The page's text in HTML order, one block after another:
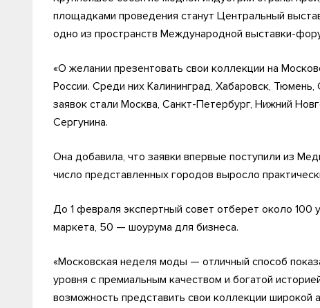
площадками проведения станут Центральный
одно из пространств Международной выставки-
«О желании презентовать свои коллекции на
России. Среди них Калининград, Хабаровск,
заявок стали Москва, Санкт-Петербург, Нижний
Сергунина.
Она добавила, что заявки впервые поступили из
число представленных городов выросло
До 1 февраля экспертный совет отберет около
маркета, 50 — шоурума для бизнеса.
«Московская неделя моды — отличный способ
уровня с премиальным качеством и богатой
возможность представить свои коллекции широкой